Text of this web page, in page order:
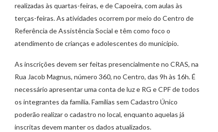
realizadas às quartas-feiras, e de Capoeira, com aulas às
terças-feiras. As atividades ocorrem por meio do Centro de
Referência de Assistência Social e têm como foco o
atendimento de crianças e adolescentes do município.
As inscrições devem ser feitas presencialmente no CRAS, na
Rua Jacob Magnus, número 360, no Centro, das 9h às 16h. É
necessário apresentar uma conta de luz e RG e CPF de todos
os integrantes da família. Famílias sem Cadastro Único
poderão realizar o cadastro no local, enquanto aquelas já
inscritas devem manter os dados atualizados.